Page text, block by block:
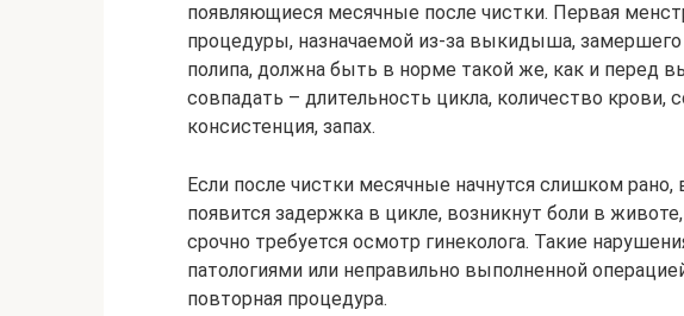
появляющиеся месячные после чистки. Первая
процедуры, назначаемой из-за выкидыша, замершего
полипа, должна быть в норме такой же, как и перед
совпадать – длительность цикла, количество крови,
консистенция, запах.
Если после чистки месячные начнутся слишком
появится задержка в цикле, возникнут боли в
срочно требуется осмотр гинеколога. Такие
патологиями или неправильно выполненной
повторная процедура.